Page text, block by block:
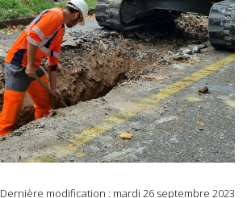
Dernière modification : mardi 26 septembre 2023